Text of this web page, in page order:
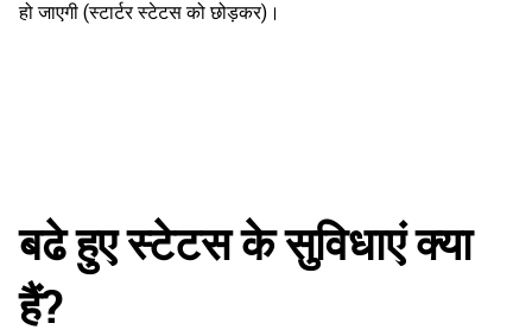
हो जाएगी (स्टार्टर स्टेटस को छोड़कर)।
बढे हुए स्टेटस के सुविधाएं क्या
हैं?